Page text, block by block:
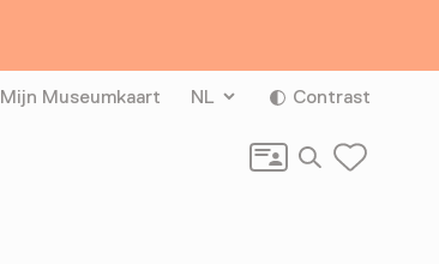
Mijn Museumkaart NL Contrast
Zoeken